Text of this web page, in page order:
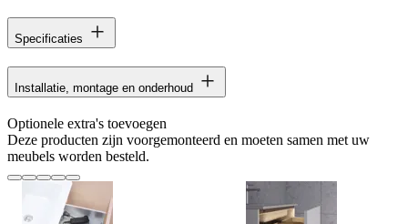
Specificaties
Installatie, montage en onderhoud
Optionele extra's toevoegen
Deze producten zijn voorgemonteerd en moeten samen met uw
meubels worden besteld.